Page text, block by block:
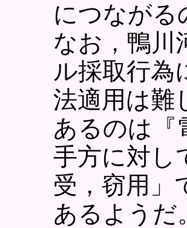
につながる
なお，鴨川
ル採取行為
法適用は難
あるのは『
手方に対し
受，窃用」
あるようだ